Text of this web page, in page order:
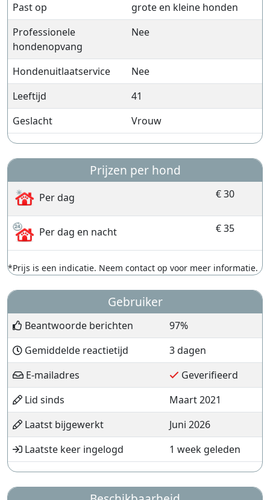
Past op
grote en kleine honden
Professionele
hondenopvang
Nee
Hondenuitlaatservice
Nee
Leeftijd
41
Geslacht
Vrouw
Prijzen per hond
Per dag € 30
Per dag en nacht € 35
*Prijs is een indicatie. Neem contact op voor meer informatie.
Gebruiker
Beantwoorde berichten
97%
Gemiddelde reactietijd
3 dagen
E-mailadres
Geverifieerd
Lid sinds
Maart 2021
Laatst bijgewerkt
Juni 2026
Laatste keer ingelogd
1 week geleden